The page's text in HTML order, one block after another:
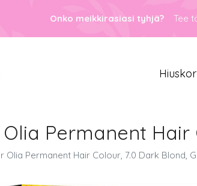
Onko meikkirasiasi tyhjä? Tee
Permanent Hair
Olia Permanent Hair Colour, 7.0 Dark Blond,